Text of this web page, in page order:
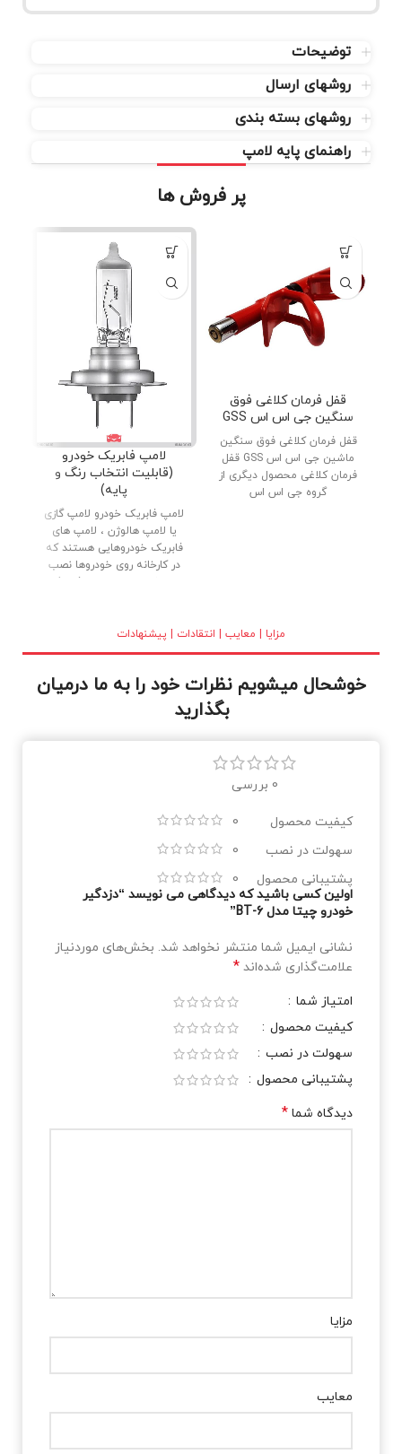
توضیحات
روشهای ارسال
روشهای بسته بندی
راهنمای پایه لامپ
پر فروش ها
قفل فرمان کلاغی فوق
سنگین جی اس اس GSS
قفل فرمان کلاغی فوق سنگین
ماشین جی اس اس GSS قفل
فرمان کلاغی محصول دیگری از
گروه جی اس اس
لامپ فابریک خودرو
(قابلیت انتخاب رنگ و
پایه)
لامپ فابریک خودرو لامپ گازی
یا لامپ هالوژن ، لامپ های
فابریک خودروهایی هستند که
در کارخانه روی خودروها نصب
می شوند. لامپ های فابریک
بازار عرضه شده اند. نور خوب و
طول عمر بالا از دلایل استقبال
مزایا | معایب | انتقادات | پیشنهادات
خوشحال میشویم نظرات خود را به ما درمیان
بگذارید
0 بررسی
کیفیت محصول
0
سهولت در نصب
0
پشتیبانی محصول
0
اولین کسی باشید که دیدگاهی می نویسد “دزدگیر
خودرو چیتا مدل BT-6”
نشانی ایمیل شما منتشر نخواهد شد. بخش‌های موردنیاز
علامت‌گذاری شده‌اند *
امتیاز شما
کیفیت محصول
سهولت در نصب
پشتیبانی محصول
دیدگاه شما *
مزایا
معایب